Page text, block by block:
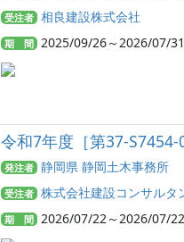
受注者 相良建設株式会社
期 間 2025/09/26～2026/07/31
令和7年度［第37-
発注者 静岡県 静岡土木事務所
受注者 株式会社建設コンサルタ
期 間 2026/07/22～2026/07/22